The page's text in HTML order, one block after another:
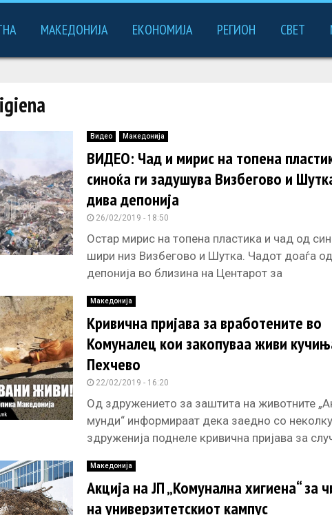
МАКЕДОНИЈА ЕКОНОМИЈА РЕГИОН СВЕТ
Видео Македонија
ВИДЕО: Чад и мирис на топена
синоќа ги задушува Визбегово и
дива депонија
26/02/2019 - 18:50
Остар мирис на топена пластика и чад од
шири низ Визбегово и Шутка. Чадот доаѓа
депонија во близина на Центарот за
Македонија
Кривична пријава за вработените во
Комуналец кои закопуваа живи
Пехчево
22/02/2019 - 16:20
Од здружението за заштита на животните
мунди“ информираат дека заедно со
здружениja поднеле кривична пријава за
Македонија
Акција на ЈП „Комунална хигиена“ за
на универзитетскиот кампус